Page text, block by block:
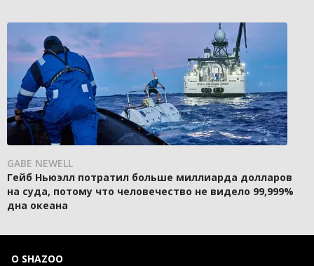
GABE NEWELL
Гейб Ньюэлл потратил больше миллиарда долларов
на суда, потому что человечество не видело 99,999%
дна океана
О SHAZOO